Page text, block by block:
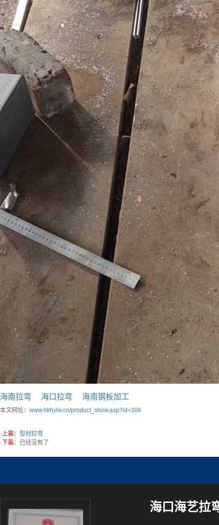
海南拉弯 海口拉弯 海南钢板加工
本文网址： www.hkhylw.cn/product_show.asp?id=306
·上篇： 型材拉弯
·下篇： 已经没有了
海口海艺拉